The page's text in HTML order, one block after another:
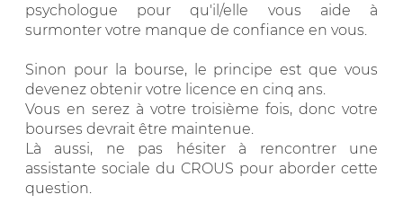
psychologue pour qu'il/elle vous aide à
surmonter votre manque de confiance en vous.
Sinon pour la bourse, le principe est que vous
devenez obtenir votre licence en cinq ans.
Vous en serez à votre troisième fois, donc votre
bourses devrait être maintenue.
Là aussi, ne pas hésiter à rencontrer une
assistante sociale du CROUS pour aborder cette
question.